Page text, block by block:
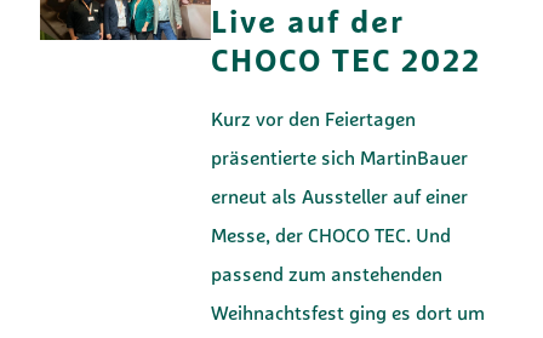
Live auf der
CHOCO TEC 2022
Kurz vor den Feiertagen
präsentierte sich MartinBauer
erneut als Aussteller auf einer
Messe, der CHOCO TEC. Und
passend zum anstehenden
Weihnachtsfest ging es dort um